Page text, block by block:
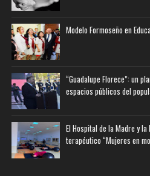
Modelo Formoseño en
“Guadalupe Florece”: un
espacios públicos del
El Hospital de la Madre y
terapéutico “Mujeres en